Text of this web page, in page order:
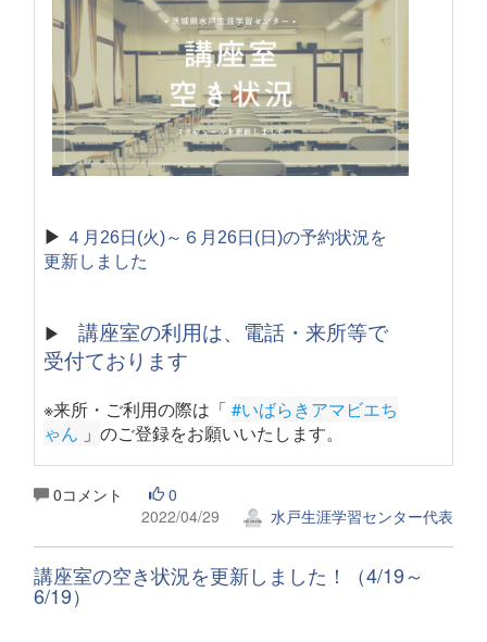
▶ ４月26日(火)～６月26日(日)の予約状況を
更新しました
▶ 講座室の利用は、電話・来所等で
受付ております
※来所・ご利用の際は「 #いばらきアマビエち
ゃん 」 のご登録をお願いいたします。
0コメント
0
2022/04/29
水戸生涯学習センター代表
講座室の空き状況を更新しました！（4/19～
6/19）